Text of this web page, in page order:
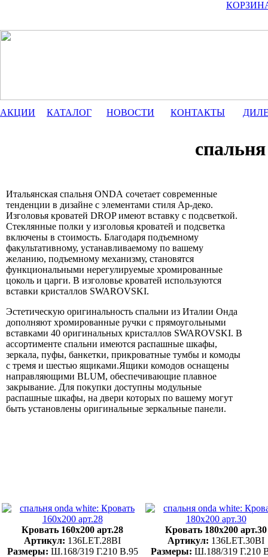
АКЦИИ КАТАЛОГ НОВОСТИ КОНТАКТЫ
Итальянская спальня ONDA сочетает современные
тенденции в дизайне с элементами стиля Ар-деко.
Изголовья кроватей DROP имеют вставку с подсветкой.
Стеклянные полки у изголовья кроватей и подсветка
включены в стоимость. Благодаря подъемному
факультативному, устанавливаемому по вашему
желанию, подъемному механизму, становятся
функциональными нерегулируемые хромированные
цоколь и царги. В изголовье кроватей используются
вставки кристаллов SWAROVSKI.
Эстетическую оригинальность спальни из Италии Онда
дополняют хромированные ручки с прямоугольными
вставками 40 оригинальных кристаллов SWAROVSKI. В
ассортименте спальни имеются распашные шкафы,
зеркала, пуфы, банкетки, прикроватные тумбы и комоды
с тремя и шестью ящиками.Ящики комодов оснащены
направляющими BLUM, обеспечивающие плавное
закрывание. Для покупки доступны модульные
распашные шкафы, на двери которых по вашему могут
быть установлены оригинальные зеркальные панели.
Кровать 160x200 арт.28
Артикул: 136LET.28BI
Размеры: Ш.168/319 Г.210 В.95
Кровать 180x200 арт.30
Артикул: 136LET.30BI
Размеры: Ш.188/319 Г.210